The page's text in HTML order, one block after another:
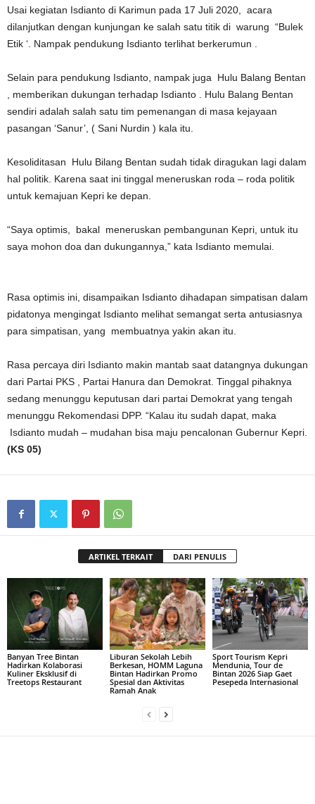
Usai kegiatan Isdianto di Karimun pada 17 Juli 2020, acara
dilanjutkan dengan kunjungan ke salah satu titik di warung “Bulek
Etik ‘. Nampak pendukung Isdianto terlihat berkerumun .
Selain para pendukung Isdianto, nampak juga Hulu Balang Bentan
, memberikan dukungan terhadap Isdianto . Hulu Balang Bentan
sendiri adalah salah satu tim pemenangan di masa kejayaan
pasangan ‘Sanur’, ( Sani Nurdin ) kala itu.
Kesoliditasan Hulu Bilang Bentan sudah tidak diragukan lagi dalam
hal politik. Karena saat ini tinggal meneruskan roda – roda politik
untuk kemajuan Kepri ke depan.
“Saya optimis, bakal meneruskan pembangunan Kepri, untuk itu
saya mohon doa dan dukungannya,” kata Isdianto memulai.
Rasa optimis ini, disampaikan Isdianto dihadapan simpatisan dalam
pidatonya mengingat Isdianto melihat semangat serta antusiasnya
para simpatisan, yang membuatnya yakin akan itu.
Rasa percaya diri Isdianto makin mantab saat datangnya dukungan
dari Partai PKS , Partai Hanura dan Demokrat. Tinggal pihaknya
sedang menunggu keputusan dari partai Demokrat yang tengah
menunggu Rekomendasi DPP. “Kalau itu sudah dapat, maka
Isdianto mudah – mudahan bisa maju pencalonan Gubernur Kepri.
(KS 05)
ARTIKEL TERKAIT DARI PENULIS
Banyan Tree Bintan
Hadirkan Kolaborasi
Kuliner Eksklusif di
Treetops Restaurant
Liburan Sekolah Lebih
Berkesan, HOMM Laguna
Bintan Hadirkan Promo
Spesial dan Aktivitas
Ramah Anak
Sport Tourism Kepri
Mendunia, Tour de
Bintan 2026 Siap Gaet
Pesepeda Internasional